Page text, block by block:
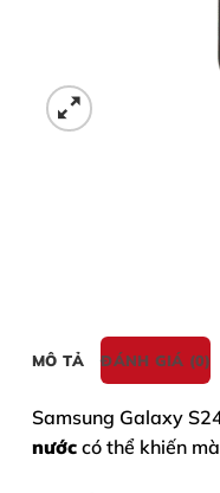
MÔ TẢ ĐÁNH GIÁ (0)
Samsung Galaxy
nước có thể khiến